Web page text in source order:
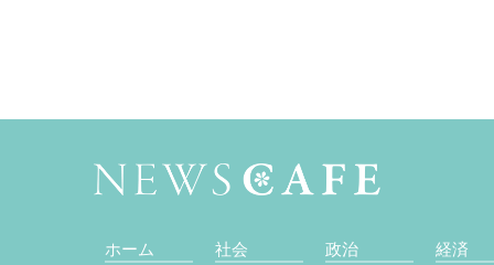
ホーム 社会 政治 経済